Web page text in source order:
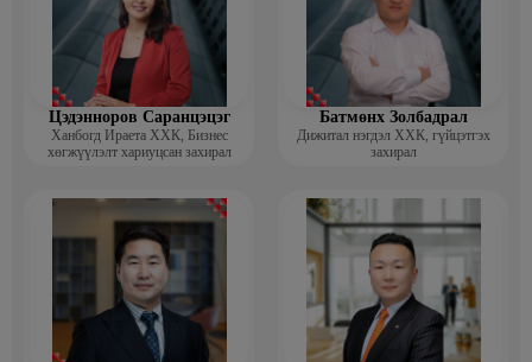
Цэдэнноров Саранцэцэг
Ханбогд Ираета ХХК, Бизнес
хөгжүүлэлт хариуцсан захирал
Батмөнх Золбадрал
Дижитал нэгдэл ХХК, гүйцэтгэх
захирал